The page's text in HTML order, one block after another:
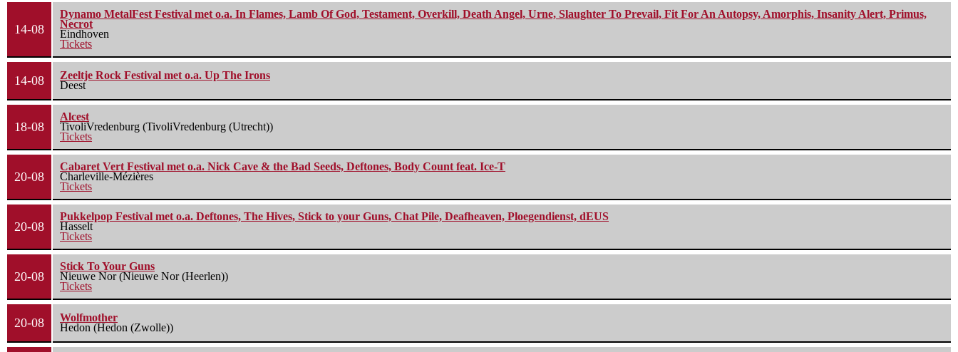
14-08
Dynamo MetalFest Festival met o.a. In Flames, Lamb Of God, Testament, Overkill, Death Angel, Urne, Slaughter To Prevail, Fit For An Autopsy, Amorphis, Insanity Alert, Primus,
Necrot
Eindhoven
Tickets
14-08
Zeeltje Rock Festival met o.a. Up The Irons
Deest
18-08
Alcest
TivoliVredenburg (TivoliVredenburg (Utrecht))
Tickets
20-08
Cabaret Vert Festival met o.a. Nick Cave & the Bad Seeds, Deftones, Body Count feat. Ice-T
Charleville-Mézières
Tickets
20-08
Pukkelpop Festival met o.a. Deftones, The Hives, Stick to your Guns, Chat Pile, Deafheaven, Ploegendienst, dEUS
Hasselt
Tickets
20-08
Stick To Your Guns
Nieuwe Nor (Nieuwe Nor (Heerlen))
Tickets
20-08
Wolfmother
Hedon (Hedon (Zwolle))